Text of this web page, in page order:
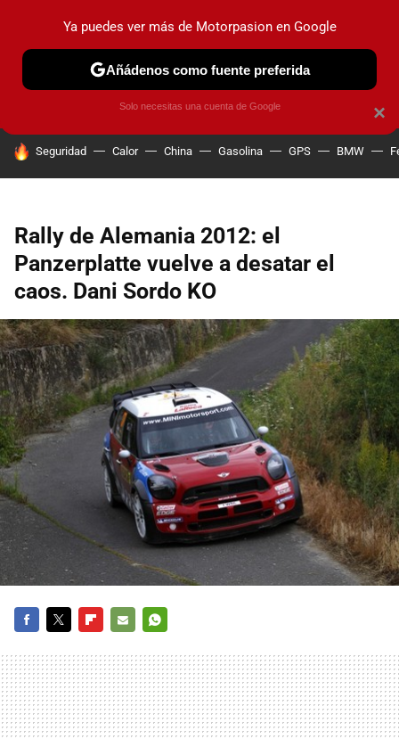
PRUEBAS COCHES ELÉCTRICOS OBSERVATORIO
HOY SE HABLA DE
Seguridad Calor China Gasolina GPS BMW
Rally de Alemania 2012: el
Panzerplatte vuelve a desatar el
caos. Dani Sordo KO
MAIL
×
Ya puedes ver más de Motorpasion en Google
Añádenos como fuente preferida
Solo necesitas una cuenta de Google